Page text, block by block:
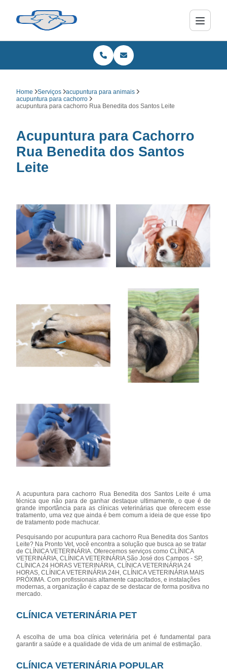
Home Serviços
acupuntura para animais
acupuntura para cachorro
acupuntura para cachorro Rua Benedita dos Santos Leite
Acupuntura para Cachorro
Rua Benedita dos Santos
Leite
A acupuntura para cachorro Rua Benedita dos Santos Leite é uma
técnica que não para de ganhar destaque ultimamente, o que é de
grande importância para as clínicas veterinárias que oferecem esse
tratamento, uma vez que ainda é bem comum a ideia de que esse tipo
de tratamento pode machucar.
Pesquisando por acupuntura para cachorro Rua Benedita dos Santos
Leite? Na Pronto Vet, você encontra a solução que busca ao se tratar
de CLÍNICA VETERINÁRIA. Oferecemos serviços como CLÍNICA
VETERINÁRIA, CLÍNICA VETERINÁRIA São José dos Campos - SP,
CLÍNICA 24 HORAS VETERINÁRIA, CLÍNICA VETERINÁRIA 24
HORAS, CLÍNICA VETERINÁRIA 24H, CLÍNICA VETERINÁRIA MAIS
PRÓXIMA. Com profissionais altamente capacitados, e instalações
modernas, a organização é capaz de se destacar de forma positiva no
mercado.
CLÍNICA VETERINÁRIA PET
A escolha de uma boa clínica veterinária pet é fundamental para
garantir a saúde e a qualidade de vida de um animal de estimação.
CLÍNICA VETERINÁRIA POPULAR